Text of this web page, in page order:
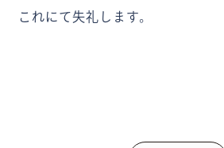
これにて失礼します。